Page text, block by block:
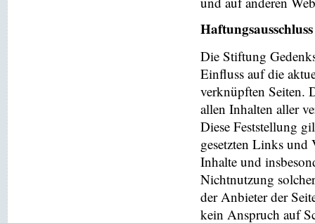
Haftungsausschluss
Die Stiftung
Einfluss auf die
verknüpften Seiten.
allen Inhalten aller
Diese Feststellung
gesetzten Links und
Inhalte und
Nichtnutzung
der Anbieter der
kein Anspruch auf